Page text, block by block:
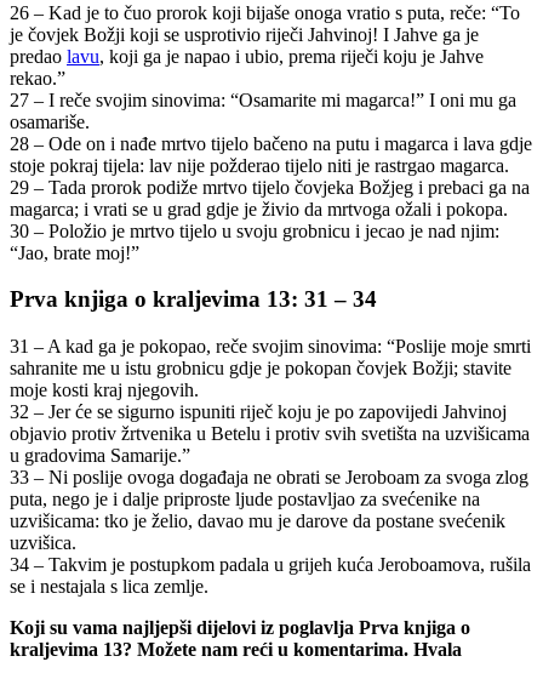
26 – Kad je to čuo prorok koji bijaše onoga vratio s puta, reče: “To
je čovjek Božji koji se usprotivio riječi Jahvinoj! I Jahve ga je
predao lavu, koji ga je napao i ubio, prema riječi koju je Jahve
rekao.”
27 – I reče svojim sinovima: “Osamarite mi magarca!” I oni mu ga
osamariše.
28 – Ode on i nađe mrtvo tijelo bačeno na putu i magarca i lava gdje
stoje pokraj tijela: lav nije požderao tijelo niti je rastrgao magarca.
29 – Tada prorok podiže mrtvo tijelo čovjeka Božjeg i prebaci ga na
magarca; i vrati se u grad gdje je živio da mrtvoga ožali i pokopa.
30 – Položio je mrtvo tijelo u svoju grobnicu i jecao je nad njim:
“Jao, brate moj!”
Prva knjiga o kraljevima 13: 31 – 34
31 – A kad ga je pokopao, reče svojim sinovima: “Poslije moje smrti
sahranite me u istu grobnicu gdje je pokopan čovjek Božji; stavite
moje kosti kraj njegovih.
32 – Jer će se sigurno ispuniti riječ koju je po zapovijedi Jahvinoj
objavio protiv žrtvenika u Betelu i protiv svih svetišta na uzvišicama
u gradovima Samarije.”
33 – Ni poslije ovoga događaja ne obrati se Jeroboam za svoga zlog
puta, nego je i dalje priproste ljude postavljao za svećenike na
uzvišicama: tko je želio, davao mu je darove da postane svećenik
uzvišica.
34 – Takvim je postupkom padala u grijeh kuća Jeroboamova, rušila
se i nestajala s lica zemlje.
Koji su vama najljepši dijelovi iz poglavlja Prva knjiga o
kraljevima 13? Možete nam reći u komentarima. Hvala